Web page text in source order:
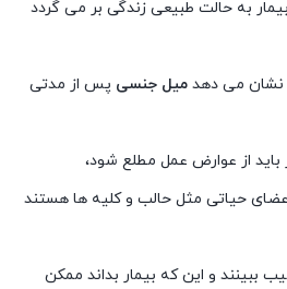
به حالت طبیعی زندگی بر می گردد
نشان می دهد میل جنسی پس از مدتی
باید از عوارض عمل مطلع شود،
حیاتی مثل حالب و کلیه ها هستند
ببینند و این که بیمار بداند ممکن